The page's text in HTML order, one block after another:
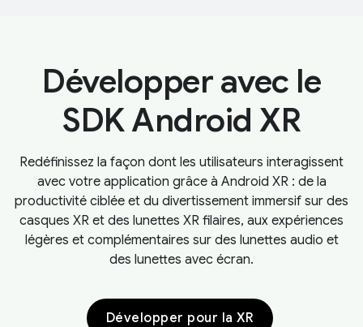
Développer avec le
SDK Android XR
Redéfinissez la façon dont les utilisateurs interagissent
avec votre application grâce à Android XR : de la
productivité ciblée et du divertissement immersif sur des
casques XR et des lunettes XR filaires, aux expériences
légères et complémentaires sur des lunettes audio et
des lunettes avec écran.
Développer pour la XR